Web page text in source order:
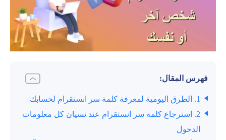
فهرس المقال:
1. الطرق اليومية لمعرفة كلمة سر انستقرام لحسابك
2. استرجاع كلمة سر انستقرام عند نسيان كل معلومات
الدخول